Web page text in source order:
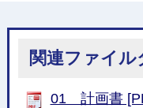
関連ファイル
01 計画書